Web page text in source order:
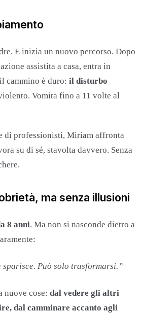
E inizia un nuovo percorso. Dopo
assistita a casa, entra in
cammino è duro: il disturbo
Vomita fino a 11 volte al
di professionisti, Miriam affronta
su di sé, stavolta davvero. Senza
ma senza illusioni
8 anni. Ma non si nasconde dietro a
sparisce. Può solo trasformarsi.”
nuove cose: dal vedere gli altri
dal camminare accanto agli